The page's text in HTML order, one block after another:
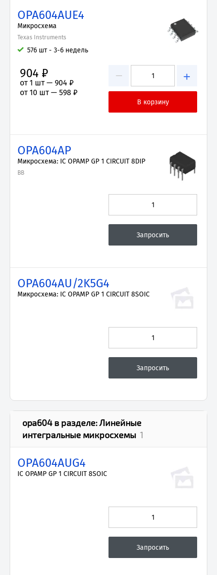
OPA604AUE4
Микросхема
Texas Instruments
576 шт - 3-6 недель
− +
904 ₽
от 1 шт — 904 ₽
от 10 шт — 598 ₽
OPA604AP
Микросхема: IC OPAMP GP 1 CIRCUIT 8DIP
BB
OPA604AU/2K5G4
Микросхема: IC OPAMP GP 1 CIRCUIT 8SOIC
opa604 в разделе:Линейные
интегральные микросхемы 1
OPA604AUG4
IC OPAMP GP 1 CIRCUIT 8SOIC